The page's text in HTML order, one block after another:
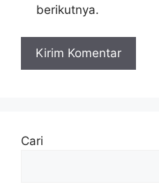
berikutnya.
Cari